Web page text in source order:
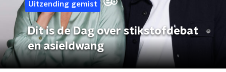
Uitzending gemist
Dit is de Dag over stikstofdebat
en asieldwang